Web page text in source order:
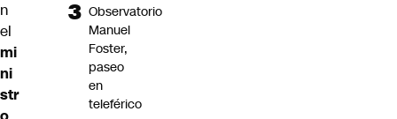
n
el
mi
ni
str
Observatorio
Manuel
Foster,
paseo
en
teleférico